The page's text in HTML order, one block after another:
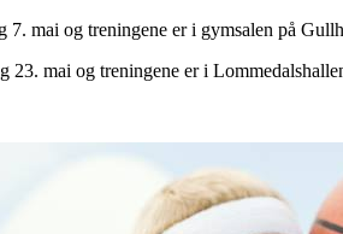
7. mai og treningene er i gymsalen på
23. mai og treningene er i